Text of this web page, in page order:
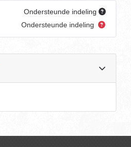
Ondersteunde indeling
Ondersteunde indeling